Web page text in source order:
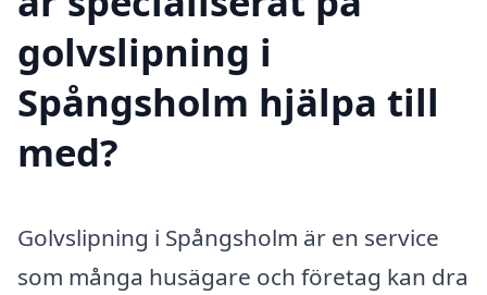
golvslipning i
Spångsholm hjälpa till
med?
Golvslipning i Spångsholm är en service
som många husägare och företag kan dra